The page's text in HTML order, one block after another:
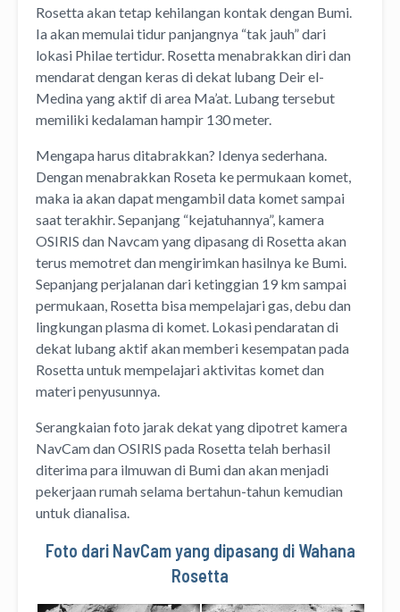
Rosetta akan tetap kehilangan kontak dengan Bumi.
Ia akan memulai tidur panjangnya “tak jauh” dari
lokasi Philae tertidur. Rosetta menabrakkan diri dan
mendarat dengan keras di dekat lubang Deir el-
Medina yang aktif di area Ma’at. Lubang tersebut
memiliki kedalaman hampir 130 meter.
Mengapa harus ditabrakkan? Idenya sederhana.
Dengan menabrakkan Roseta ke permukaan komet,
maka ia akan dapat mengambil data komet sampai
saat terakhir. Sepanjang “kejatuhannya”, kamera
OSIRIS dan Navcam yang dipasang di Rosetta akan
terus memotret dan mengirimkan hasilnya ke Bumi.
Sepanjang perjalanan dari ketinggian 19 km sampai
permukaan, Rosetta bisa mempelajari gas, debu dan
lingkungan plasma di komet. Lokasi pendaratan di
dekat lubang aktif akan memberi kesempatan pada
Rosetta untuk mempelajari aktivitas komet dan
materi penyusunnya.
Serangkaian foto jarak dekat yang dipotret kamera
NavCam dan OSIRIS pada Rosetta telah berhasil
diterima para ilmuwan di Bumi dan akan menjadi
pekerjaan rumah selama bertahun-tahun kemudian
untuk dianalisa.
Foto dari NavCam yang dipasang di Wahana
Rosetta